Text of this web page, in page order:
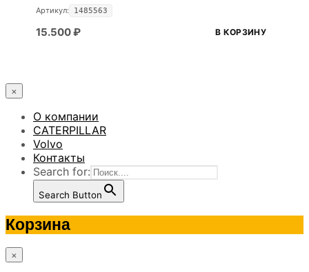
Артикул: 1485563
15.500₽ В КОРЗИНУ
×
О компании
CATERPILLAR
Volvo
Контакты
Search for:
Search Button
Корзина
×